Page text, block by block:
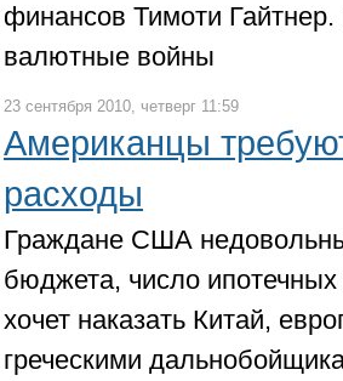
финансов Тимоти
валютные войны
23 сентября 2010, четверг 11:59
Американцы
расходы
Граждане США
бюджета, число
хочет наказать Китай,
греческими